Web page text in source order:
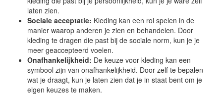
laten zien.
Sociale acceptatie: Kleding kan een rol spelen in de
manier waarop anderen je zien en behandelen. Door
kleding te dragen die past bij de sociale norm, kun je je
meer geaccepteerd voelen.
Onafhankelijkheid: De keuze voor kleding kan een
symbool zijn van onafhankelijkheid. Door zelf te bepalen
wat je draagt, kun je laten zien dat je in staat bent om je
eigen keuzes te maken.